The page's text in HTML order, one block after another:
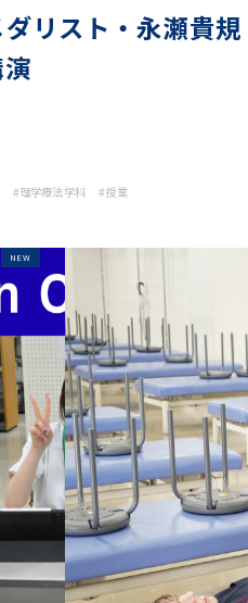
リスト・永瀬貴規
#理学療法学科#授業